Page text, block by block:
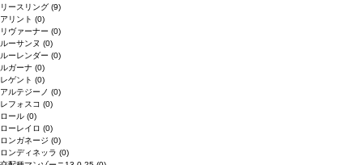
リースリング (9)
アリント (0)
リヴァーナー (0)
ルーサンヌ (0)
ルーレンダー (0)
ルガーナ (0)
レゲント (0)
アルテジーノ (0)
レフォスコ (0)
ロール (0)
ローレイロ (0)
ロンガネージ (0)
ロンディネッラ (0)